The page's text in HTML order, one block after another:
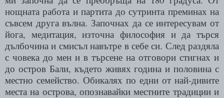
нощната работа и партита до сутринта преминах на
съвсем друга вълна. Започнах да се интересувам от
йога, медитация, източна философия и да търся
дълбочина и смисъл навътре в себе си. След раздяла
с човека до мен и в търсене на отговори стигнах и
до остров Бали, където живях година и половина с
местно семейство. Обикалях по едни от най-дивите
места на острова, опознавайки местните традиции и